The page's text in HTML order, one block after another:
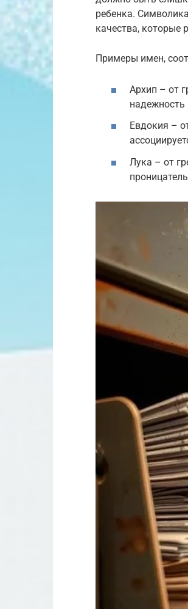
ребенка.
качества, которые
Примеры имен,
Архип – от
надежность
Евдокия –
Лука – от